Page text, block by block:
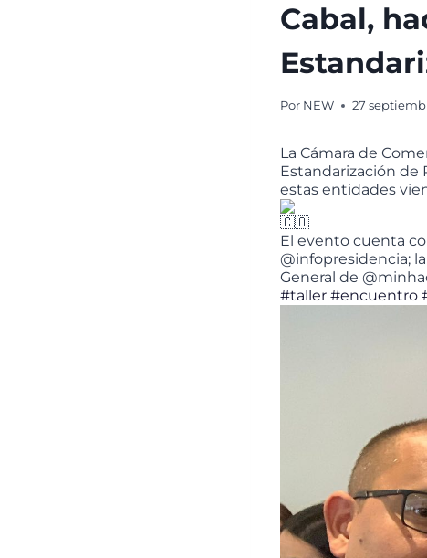
Cabal,
Por NEW 27
La Cámara de
Estandarización de
estas entidades
El evento cuenta
@infopresidencia;
General de
#taller #encuentro